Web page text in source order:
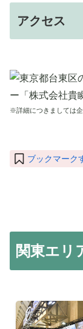
アクセス
※詳細につきましては企
ブックマーク
関東エリ